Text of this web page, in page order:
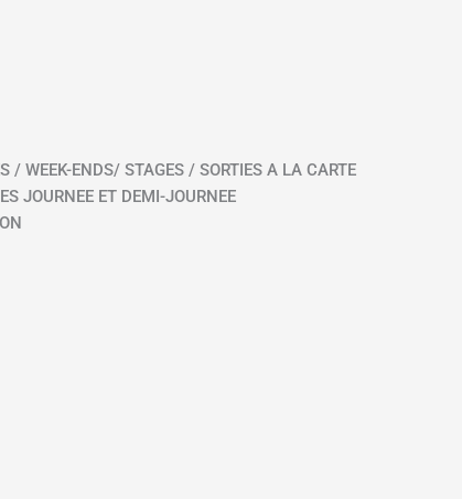
/ WEEK-ENDS/ STAGES / SORTIES A LA CARTE
JOURNEE ET DEMI-JOURNEE